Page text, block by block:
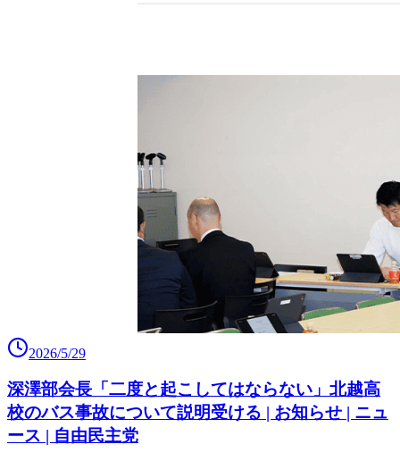
2026/5/29
深澤部会長「二度と起こしてはならない」北越高
校のバス事故について説明受ける | お知らせ | ニュ
ース | 自由民主党